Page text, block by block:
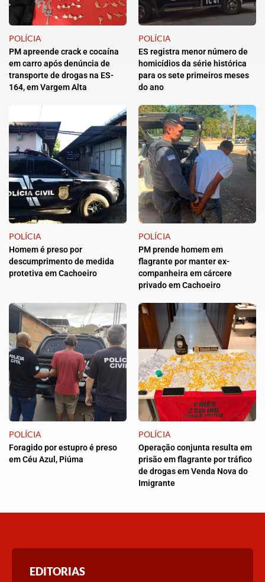
POLÍCIA
PM apreende crack e cocaína
em carro após denúncia de
transporte de drogas na ES-
164, em Vargem Alta
POLÍCIA
ES registra menor número de
homicídios da série histórica
para os sete primeiros meses
do ano
POLÍCIA
Homem é preso por
descumprimento de medida
protetiva em Cachoeiro
POLÍCIA
PM prende homem em
flagrante por manter ex-
companheira em cárcere
privado em Cachoeiro
POLÍCIA
Foragido por estupro é preso
em Céu Azul, Piúma
POLÍCIA
Operação conjunta resulta em
prisão em flagrante por tráfico
de drogas em Venda Nova do
Imigrante
EDITORIAS